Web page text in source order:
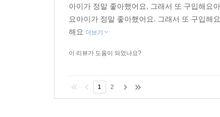
아이가 정말 좋아했어요. 그래서 또 구입해요
요아이가 정말 좋아했어요. 그래서 또 구입해
해요 더보기
이 리뷰가 도움이 되었나요?
1 2